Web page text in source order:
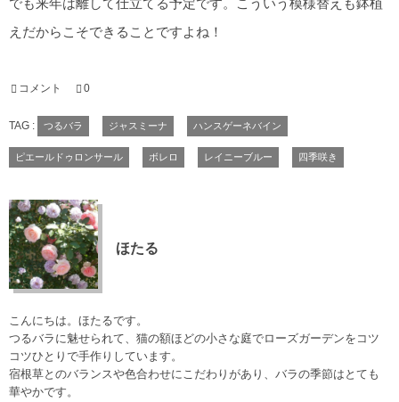
えだからこそできることですよね！
コメント 0
TAG : つるバラ ジャスミーナ ハンスゲーネバイン
ピエールドゥロンサール ボレロ レイニーブルー 四季咲き
ほたる
こんにちは。ほたるです。
つるバラに魅せられて、猫の額ほどの小さな庭でローズガーデンをコツ
コツひとりで手作りしています。
宿根草とのバランスや色合わせにこだわりがあり、バラの季節はとても
華やかです。